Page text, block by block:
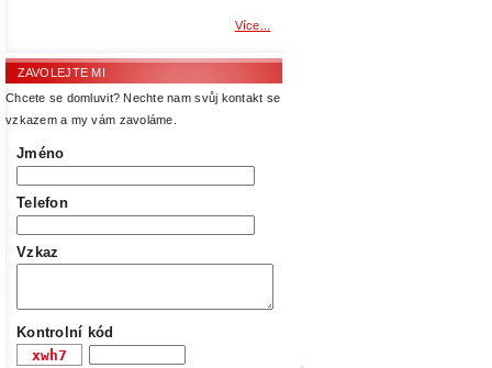
Více...
ZAVOLEJTE MI
Chcete se domluvit? Nechte nam svůj kontakt se
vzkazem a my vám zavoláme.
Jméno
Telefon
Vzkaz
Kontrolní kód